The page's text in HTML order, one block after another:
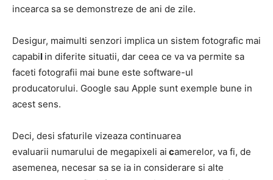
incearca sa se demonstreze de ani de zile.
Desigur, maimulti senzori implica un sistem fotografic mai
capabil in diferite situatii, dar ceea ce va va permite sa
faceti fotografii mai bune este software-ul
producatorului. Google sau Apple sunt exemple bune in
acest sens.
Deci, desi sfaturile vizeaza continuarea
evaluarii numarului de megapixeli ai camerelor, va fi, de
asemenea, necesar sa se ia in considerare si alte